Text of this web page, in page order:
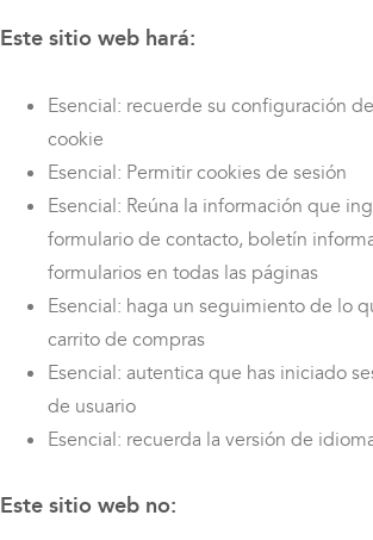
Este sitio web hará:
Esencial: recuerde su configuración
cookie
Esencial: Permitir cookies de sesión
Esencial: Reúna la información que
formulario de contacto, boletín
formularios en todas las páginas
Esencial: haga un seguimiento de lo
carrito de compras
Esencial: autentica que has iniciado
de usuario
Esencial: recuerda la versión de
Este sitio web no: